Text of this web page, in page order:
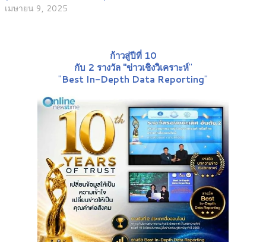
เมษายน 9, 2025
ก้าวสู่ปีที่ 10
กับ 2 รางวัล "ข่าวเชิงวิเคราะห์"
"Best In-Depth Data Reporting"